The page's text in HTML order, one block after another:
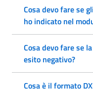
Cosa devo fare se
ho indicato nel
Cosa devo fare se
esito negativo?
Cosa è il formato